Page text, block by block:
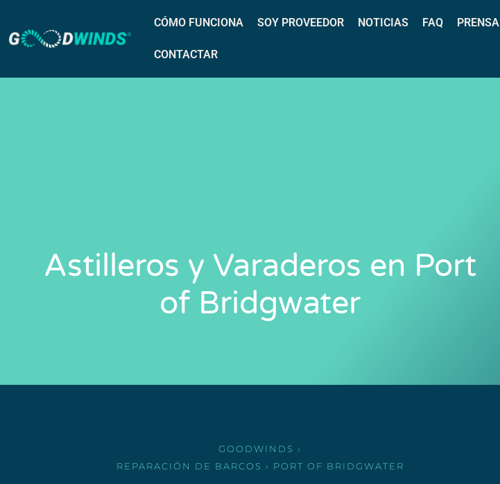
CÓMO FUNCIONA SOY PROVEEDOR NOTICIAS FAQ PRENSA
CONTACTAR
Astilleros y Varaderos en Port
of Bridgwater
GOODWINDS ›
REPARACIÓN DE BARCOS › PORT OF BRIDGWATER